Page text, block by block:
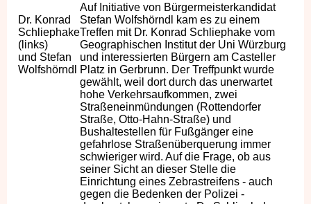
Dr. Konrad
Schliephake
(links)
und Stefan
Wolfshörndl
Auf Initiative von Bürgermeisterkandidat
Stefan Wolfshörndl kam es zu einem
Treffen mit Dr. Konrad Schliephake vom
Geographischen Institut der Uni Würzburg
und interessierten Bürgern am Casteller
Platz in Gerbrunn. Der Treffpunkt wurde
gewählt, weil dort durch das unerwartet
hohe Verkehrsaufkommen, zwei
Straßeneinmündungen (Rottendorfer
Straße, Otto-Hahn-Straße) und
Bushaltestellen für Fußgänger eine
gefahrlose Straßenüberquerung immer
schwieriger wird. Auf die Frage, ob aus
seiner Sicht an dieser Stelle die
Einrichtung eines Zebrastreifens - auch
gegen die Bedenken der Polizei -